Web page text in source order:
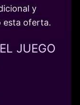
y
esta oferta.
JUEGO